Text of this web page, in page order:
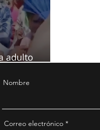
adulto
Nombre
Correo electrónico